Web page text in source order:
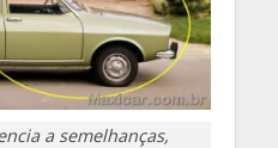
a semelhanças,